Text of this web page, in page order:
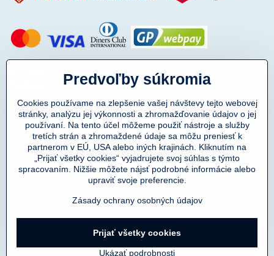
Copyright © 2011-2025
DENIMAR TAILORING s.r.o.
prevádzkovateľ eshopu SmartMen.sk
©2026Copyright
Predvoľby súkromiaZásady ochrany osobných údajov
Predvoľby súkromia
Cookies používame na zlepšenie vašej návštevy tejto webovej
stránky, analýzu jej výkonnosti a zhromažďovanie údajov o jej
používaní. Na tento účel môžeme použiť nástroje a služby
tretích strán a zhromaždené údaje sa môžu preniesť k
partnerom v EÚ, USA alebo iných krajinách. Kliknutím na
„Prijať všetky cookies“ vyjadrujete svoj súhlas s týmto
spracovaním. Nižšie môžete nájsť podrobné informácie alebo
upraviť svoje preferencie.
Zásady ochrany osobných údajov
Ukázať podrobnosti
Prijať všetky cookies